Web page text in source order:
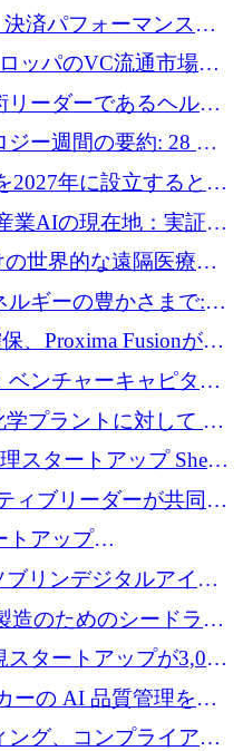
拡張するために 600
済パフォーマンスプ
ためにこれまでに720
ッパのVC流通市場の
1億1,500万ユーロの
リーダーであるヘルシ
価額で18億ドルのシリ
ー週間の要約: 28 億
のテクノロジー資金調
2027年に設立すると米
業AIの現在地：実証と
の世界的な遠隔医療プ
るために 100 万ユー
ギーの豊かさまで:
ーロッパの AI の未来
、Proxima Fusionが4
Invest EuropeはVCの
ベンチャーキャピタル
に到達
プラントに対して EU
上の支援を獲得
スタートアップ Sherpa
ドルを調達
ィブリーダーが共同設
スタートアップが
資を調達
トアップ
資金で1,500万ユーロ
リンデジタルアイデ
するために350万ユー
造のためのシードラウ
得
スタートアップが3,000
りにし、涙を流すハ
ーの AI 品質管理を拡
ルを調達
ング、コンプライアン